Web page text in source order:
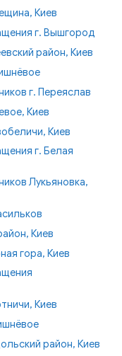
Киев
г. Вышгород
район, Киев
г. Переяслав
Киев
Киев
г. Белая
Лукьяновка,
Киев
гора, Киев
Киев
район, Киев